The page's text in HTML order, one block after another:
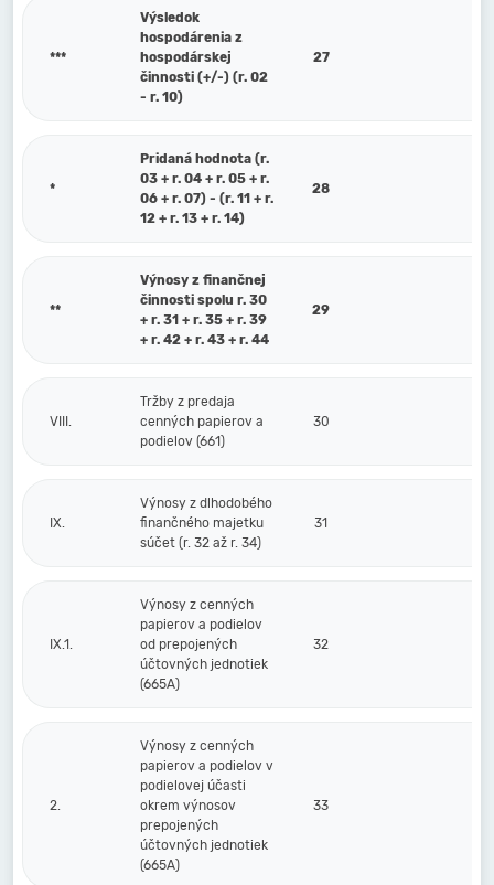
***
Výsledok
hospodárenia z
hospodárskej
činnosti (+/-) (r. 02
- r. 10)
27
*
Pridaná hodnota (r.
03 + r. 04 + r. 05 + r.
06 + r. 07) - (r. 11 + r.
12 + r. 13 + r. 14)
28
**
Výnosy z finančnej
činnosti spolu r. 30
+ r. 31 + r. 35 + r. 39
+ r. 42 + r. 43 + r. 44
29
VIII.
Tržby z predaja
cenných papierov a
podielov (661)
30
IX.
Výnosy z dlhodobého
finančného majetku
súčet (r. 32 až r. 34)
31
IX.1.
Výnosy z cenných
papierov a podielov
od prepojených
účtovných jednotiek
(665A)
32
2.
Výnosy z cenných
papierov a podielov v
podielovej účasti
okrem výnosov
prepojených
účtovných jednotiek
(665A)
33